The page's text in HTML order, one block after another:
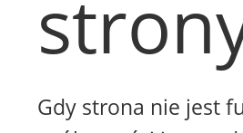
Gdy strona nie jest